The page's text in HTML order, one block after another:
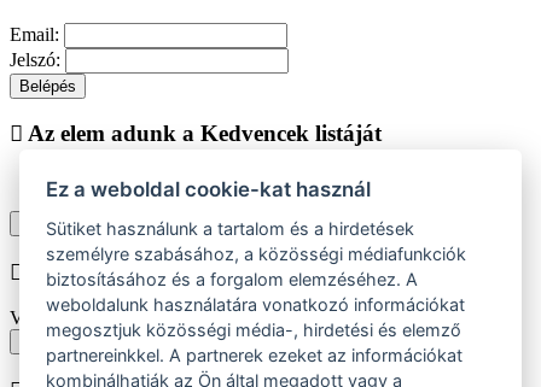
Email:
Jelszó:
Belépés
Az elem adunk a Kedvencek listáját
Vásárlás folytatása Megjelenítése kedvencek listájához
Chyba při vkládání do košíku
Vyberte prosím velikost produktu
Vissza a méretekhez
Ez a weboldal cookie-kat használ
Sütiket használunk a tartalom és a hirdetések
személyre szabásához, a közösségi médiafunkciók
biztosításához és a forgalom elemzéséhez. A
weboldalunk használatára vonatkozó információkat
megosztjuk közösségi média-, hirdetési és elemző
partnereinkkel. A partnerek ezeket az információkat
kombinálhatják az Ön által megadott vagy a